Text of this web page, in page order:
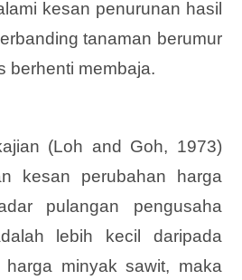
kesan penurunan hasil
tanaman berumur
berhenti membaja.
(Loh and Goh, 1973)
kesan perubahan harga
pulangan pengusaha
lebih kecil daripada
harga minyak sawit, maka